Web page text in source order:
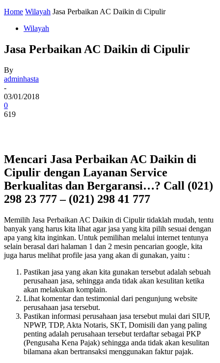
Home Wilayah Jasa Perbaikan AC Daikin di Cipulir
Wilayah
Jasa Perbaikan AC Daikin di Cipulir
By
adminhasta
-
03/01/2018
0
619
Mencari Jasa Perbaikan AC Daikin di
Cipulir dengan Layanan Service
Berkualitas dan Bergaransi…? Call (021)
298 23 777 – (021) 298 41 777
Memilih Jasa Perbaikan AC Daikin di Cipulir tidaklah mudah, tentu
banyak yang harus kita lihat agar jasa yang kita pilih sesuai dengan
apa yang kita inginkan. Untuk pemilihan melalui internet tentunya
selain berasal dari halaman 1 dan 2 mesin pencarian google, kita
juga harus melihat profile jasa yang akan di gunakan, yaitu :
Pastikan jasa yang akan kita gunakan tersebut adalah sebuah
perusahaan jasa, sehingga anda tidak akan kesulitan ketika
akan melakukan komplain.
Lihat komentar dan testimonial dari pengunjung website
perusahaan jasa tersebut.
Pastikan informasi perusahaan jasa tersebut mulai dari SIUP,
NPWP, TDP, Akta Notaris, SKT, Domisili dan yang paling
penting adalah perusahaan tersebut terdaftar sebagai PKP
(Pengusaha Kena Pajak) sehingga anda tidak akan kesulitan
bilamana akan bertransaksi menggunakan faktur pajak.